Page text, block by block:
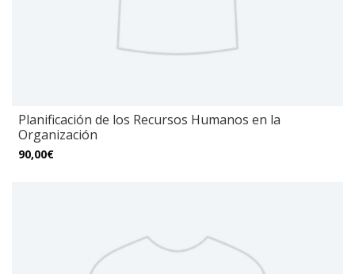
Planificación de los Recursos Humanos en la
Organización
90,00€